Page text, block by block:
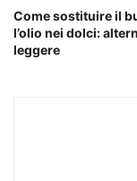
Come sostituire il
l’olio nei dolci:
leggere